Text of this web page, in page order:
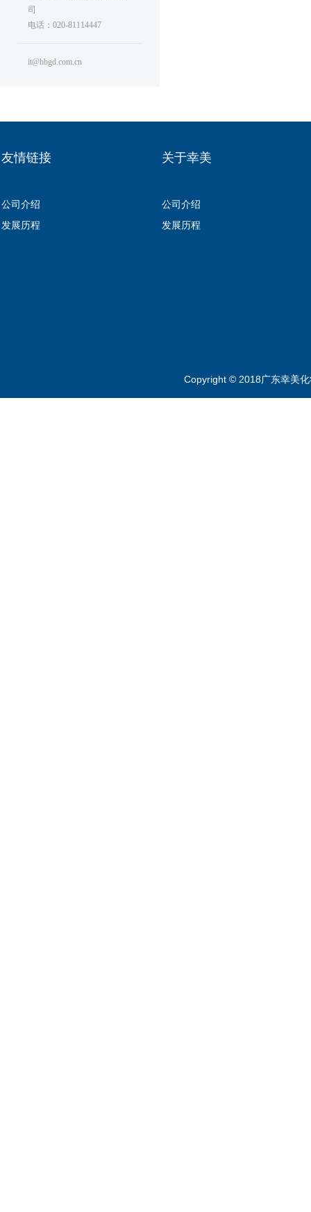
司
电话：020-81114447
it@hbgd.com.cn
友情链接 关于幸美
公司介绍
发展历程
公司介绍
发展历程
Copyright © 2018广东幸美